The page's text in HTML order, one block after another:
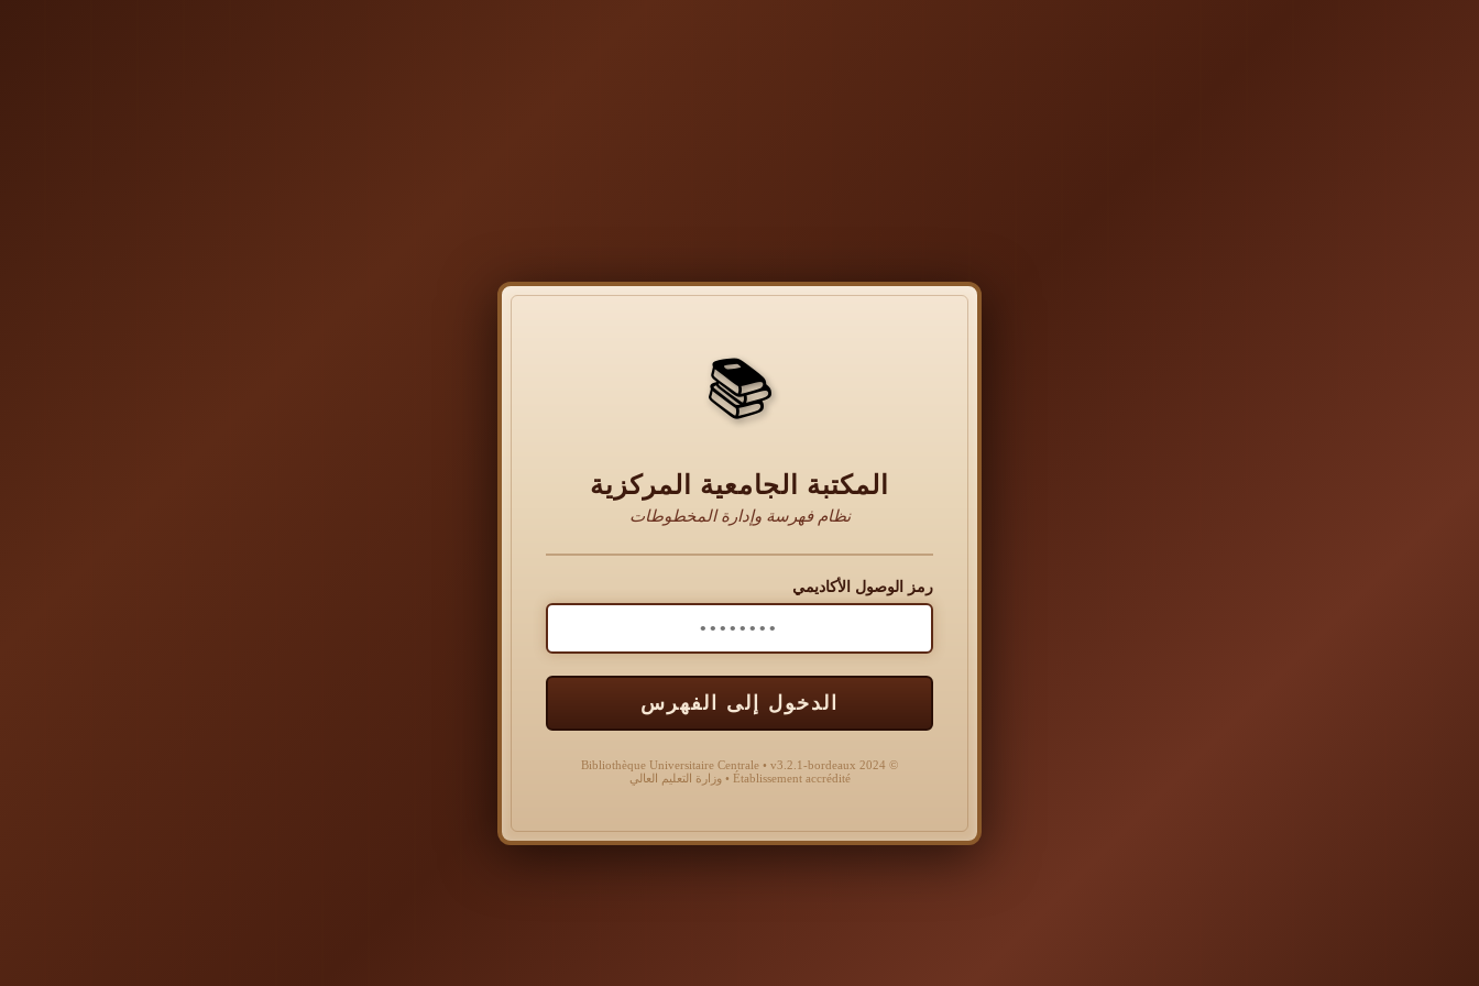
📚
المكتبة الجامعية المركزية
نظام فهرسة وإدارة المخطوطات
رمز الوصول الأكاديمي
الدخول إلى الفهرس
© 2024 Bibliothèque Universitaire Centrale • v3.2.1-bordeaux
Établissement accrédité • وزارة التعليم العالي